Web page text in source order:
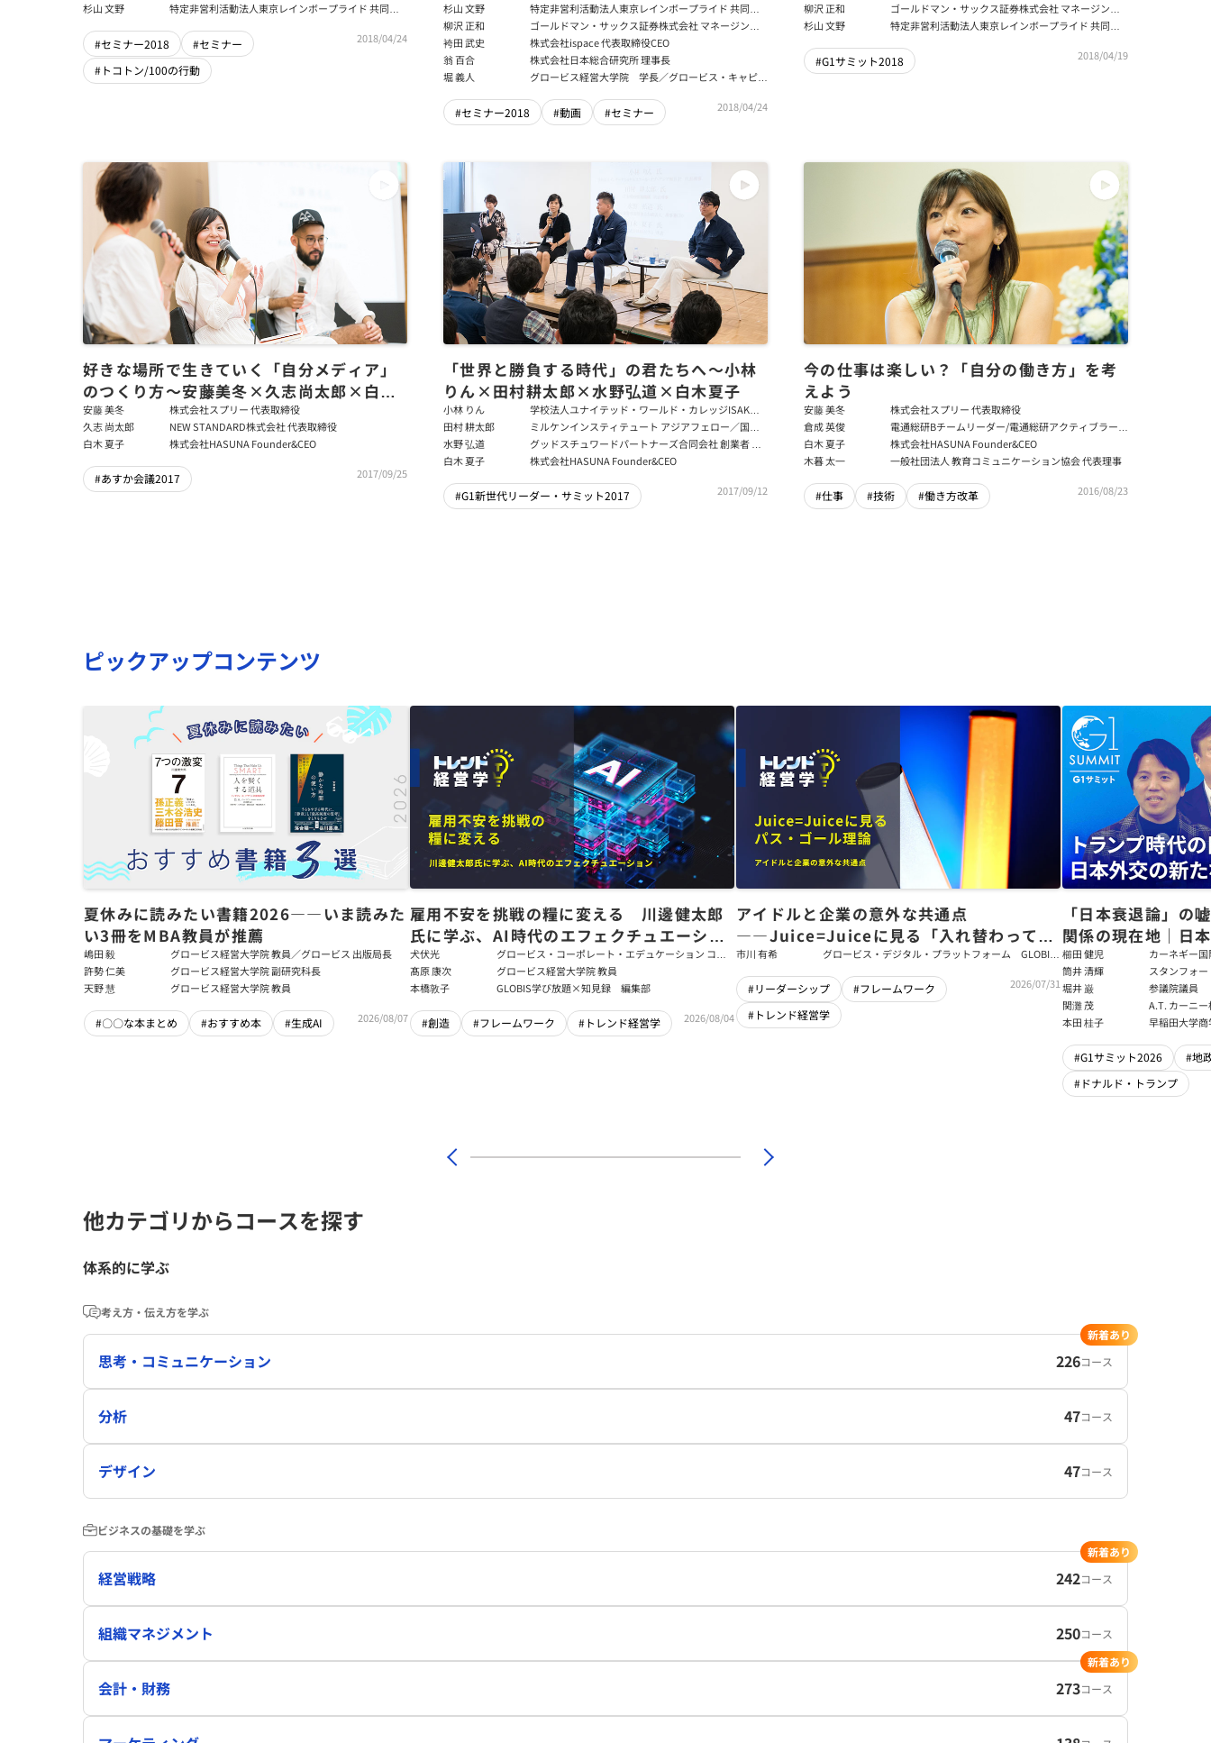
杉山 文野
特定非営利活動法人東京レインボープライド 共同代
#セミナー2018
#セミナー
#トコトン/100の行動
2018/04/24
杉山 文野
特定非営利活動法人東京レインボープライド 共同代
表理事
柳沢 正和
ゴールドマン・サックス証券株式会社 マネージン
グ・ディレクター プライム・サービス部長
袴田 武史
株式会社ispace 代表取締役CEO
翁 百合
株式会社日本総合研究所 理事長
堀 義人
グロービス経営大学院 学長／グロービス・キャピタ
#セミナー2018 #動画 #セミナー 2018/04/24
柳沢 正和
ゴールドマン・サックス証券株式会社 マネージン
グ・ディレクター プライム・サービス部長
杉山 文野
特定非営利活動法人東京レインボープライド 共同代
#G1サミット2018 2018/04/19
好きな場所で生きていく「自分メディア」
のつくり方～安藤美冬×久志尚太郎×白木
夏子
安藤 美冬
株式会社スプリー 代表取締役
久志 尚太郎
NEW STANDARD株式会社 代表取締役
白木 夏子
株式会社HASUNA Founder&CEO
#あすか会議2017 2017/09/25
「世界と勝負する時代」の君たちへ～小林
りん×田村耕太郎×水野弘道×白木夏子
小林 りん
学校法人ユナイテッド・ワールド・カレッジISAKジ
ャパン 代表理事
田村 耕太郎
ミルケンインスティテュート アジアフェロー／国立
シンガポール大学リークワンユー公共政策大学院 兼
任教授
水野 弘道
グッドスチュワードパートナーズ合同会社 創業者 兼
CEO
白木 夏子 株式会社HASUNA Founder&CEO
#G1新世代リーダー・サミット2017 2017/09/12
今の仕事は楽しい？「自分の働き方」を考
えよう
安藤 美冬
株式会社スプリー 代表取締役
倉成 英俊
電通総研Bチームリーダー/電通総研アクティブラーニ
ングこんなのどうだろう研究所所長
白木 夏子
株式会社HASUNA Founder&CEO
木暮 太一
一般社団法人 教育コミュニケーション協会 代表理事
#仕事 #技術 #働き方改革 2016/08/23
ピックアップコンテンツ
夏休みに読みたい書籍2026――いま読みた
い3冊をMBA教員が推薦
嶋田 毅
グロービス経営大学院 教員／グロービス 出版局長
許勢 仁美
グロービス経営大学院 副研究科長
天野 慧
グロービス経営大学院 教員
#〇〇な本まとめ #おすすめ本 #生成AI 2026/08/07
雇用不安を挑戦の糧に変える 川邊健太郎
氏に学ぶ、AI時代のエフェクチュエーショ
ン
犬伏光
グロービス・コーポレート・エデュケーション コー
ポレート・ソリューション・チーム コンサルタント
髙原 康次
グロービス経営大学院 教員
本橋敦子
GLOBIS学び放題×知見録 編集部
#創造 #フレームワーク #トレンド経営学 2026/08/04
アイドルと企業の意外な共通点
――Juice=Juiceに見る「入れ替わっても
強いチーム」をつくるパス・ゴール理論
市川 有希
グロービス・デジタル・プラットフォーム GLOBIS
#リーダーシップ
#フレームワーク
#トレンド経営学
2026/07/31
「日本衰退論」の
関係の現在地｜日
戦略【櫛田健児×
輝】
櫛田 健児
カーネギー
ラムディレ
筒井 清輝
スタンフォ
大学アジア
フェロー
堀井 巌
参議院議員
関灘 茂
A.T. カーニ
本法人会長
本田 桂子 早稲田大学
#G1サミット2026
#地
#ドナルド・トランプ
他カテゴリからコースを探す
体系的に学ぶ
考え方・伝え方を学ぶ
思考・コミュニケーション 226コース
新着あり
分析 47コース
デザイン 47コース
ビジネスの基礎を学ぶ
経営戦略 242コース
新着あり
組織マネジメント 250コース
会計・財務 273コース
新着あり